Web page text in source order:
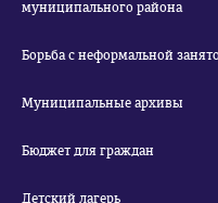
муниципального района
Борьба с неформальной
Муниципальные архивы
Бюджет для граждан
Детский лагерь